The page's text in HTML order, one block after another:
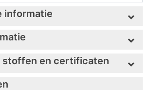
informatie
stoffen en certificaten